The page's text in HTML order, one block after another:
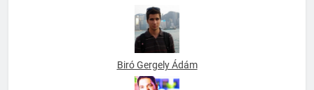
Biró Gergely Ádám